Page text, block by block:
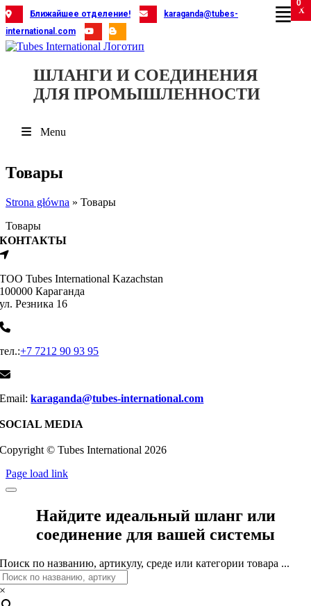
Skip
to
content
Ближайшее отделение!
karaganda@tubes-
international.com
ШЛАНГИ И СОЕДИНЕНИЯ
ДЛЯ ПРОМЫШЛЕННОСТИ
Menu
Товары
Strona główna » Товары
Товары
КОНТАКТЫ
ТОО Tubes International Kazachstan
100000 Караганда
ул. Резника 16
тел.:+7 7212 90 93 95
Email:karaganda@tubes-international.com
SOCIAL MEDIA
Copyright © Tubes International 2026
Page load link
Найдите идеальный шланг или
соединение для вашей системы
Поиск по названию, артикулу, среде или категории товара ...
×
0
X
X
X
X
X
X
X
X
X
X
X
X
X
X
X
X
X
X
X